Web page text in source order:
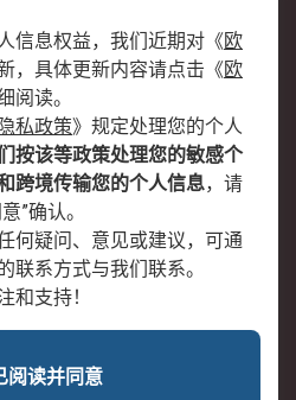
账户和付款
全球办事处
新闻中心
31011502009054号
信息权益，我们近期对 《欧
，具体更新内容请点击 《欧
阅读。
私政策》 规定处理您的个人
按该等政策处理您的敏感个
跨境传输您的个人信息，请
”确认。
何疑问、意见或建议，可通
联系方式与我们联系。
和支持！
阅读并同意